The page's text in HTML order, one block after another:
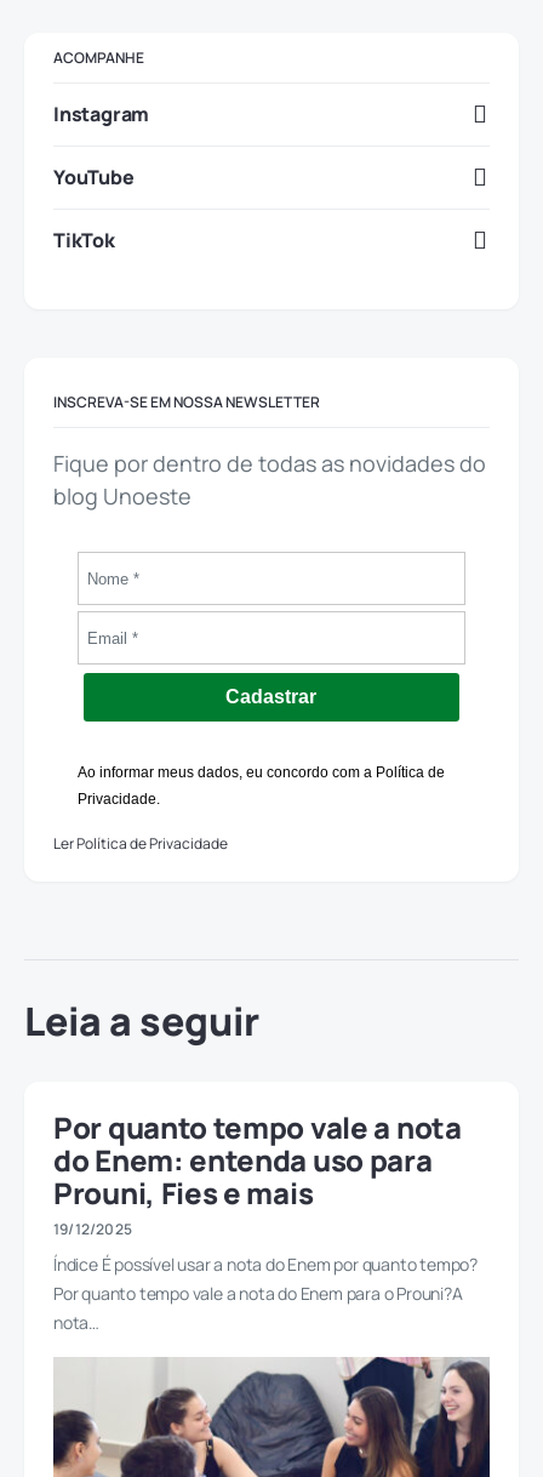
ACOMPANHE
Instagram
YouTube
TikTok
INSCREVA-SE EM NOSSA NEWSLETTER
Fique por dentro de todas as novidades do
blog Unoeste
Cadastrar
Ao informar meus dados, eu concordo com a Política de
Privacidade.
Ler Política de Privacidade
Leia a seguir
Por quanto tempo vale a nota
do Enem: entenda uso para
Prouni, Fies e mais
19/12/2025
Índice É possível usar a nota do Enem por quanto tempo?
Por quanto tempo vale a nota do Enem para o Prouni?A
nota…